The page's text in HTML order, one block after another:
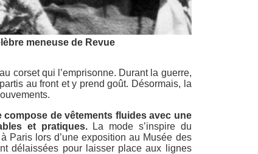
meneuse de Revue
corset qui l’emprisonne. Durant la guerre,
au front et y prend goût. Désormais, la
compose de vêtements fluides avec une
et pratiques.La mode s’inspire du
Paris lors d’une exposition au Musée des
délaissées pour laisser place aux lignes